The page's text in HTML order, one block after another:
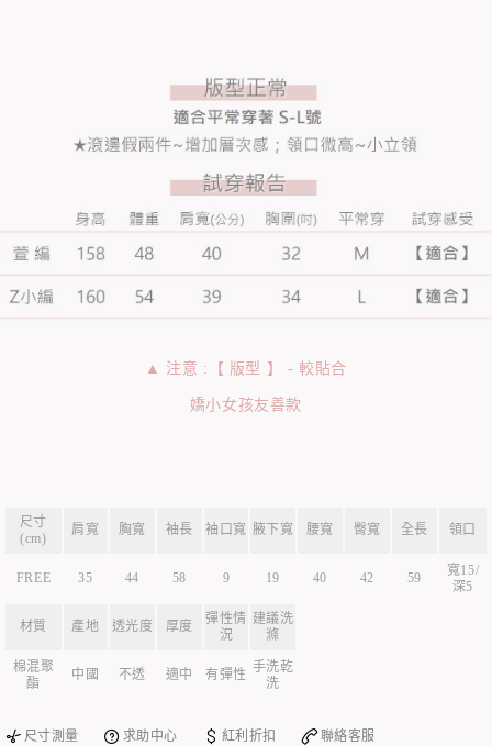
▲ 注意 :【 版型 】 - 較貼合
嬌小女孩友善款
尺寸
(cm)
肩寬 胸寬 袖長 袖口寬 腋下寬 腰寬 臀寬 全長 領口
FREE 35 44 58 9 19 40 42 59
寬15/
深5
材質 產地 透光度 厚度
彈性情
況
建議洗
滌
棉混聚
酯
中國 不透 適中 有彈性 手洗乾
洗
尺寸測量 求助中心 紅利折扣 聯絡客服